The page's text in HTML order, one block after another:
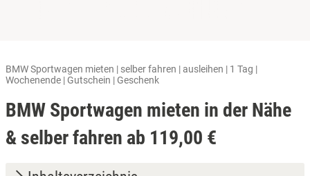
BMW Sportwagen mieten | selber fahren | ausleihen | 1 Tag |
Wochenende | Gutschein | Geschenk
BMW Sportwagen mieten in der Nähe
& selber fahren ab 119,00 €